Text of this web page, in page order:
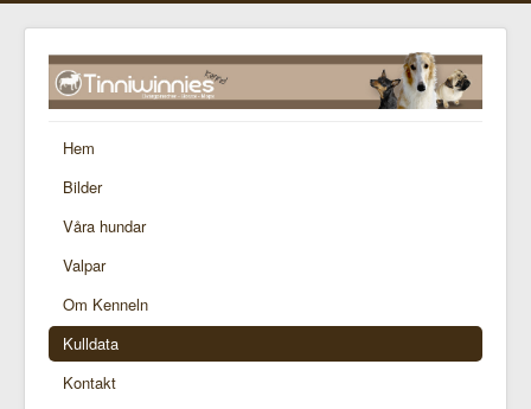
Hem
Bilder
Våra hundar
Valpar
Om Kenneln
Kulldata
Kontakt